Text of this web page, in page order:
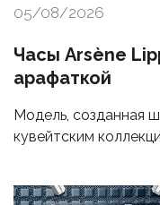
05/08/2026
Часы Arsène
арафаткой
Модель, созданная
кувейтским